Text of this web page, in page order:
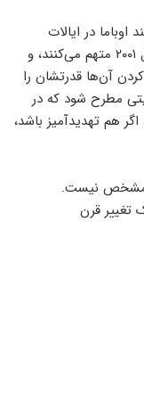
در ایالات
متحده متولد نشده، تغییرات اقلیمی را انکار می‌کنند، دولت ایالات متحده را به مغز متفکر حملات تروریستی ۱۱ سپتامبر سال ۲۰۰۱ متهم می‌کنند، و
آن‌ها قدرتشان را
مطرح شود که در
هم تهدید‌آمیز باشد،
مشخص نیست.
تغییر قرن